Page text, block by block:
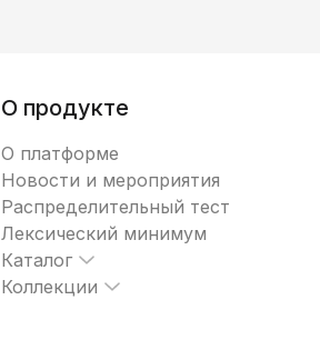
О продукте
О платформе
Новости и мероприятия
Распределительный тест
Лексический минимум
Каталог
Коллекции